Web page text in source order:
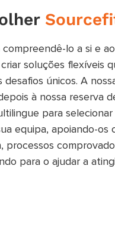
lo a si e
soluções flexíveis
desafios únicos. A
à nossa reserva
para selecionar
equipa, apoiando-os
processos
para o ajudar a